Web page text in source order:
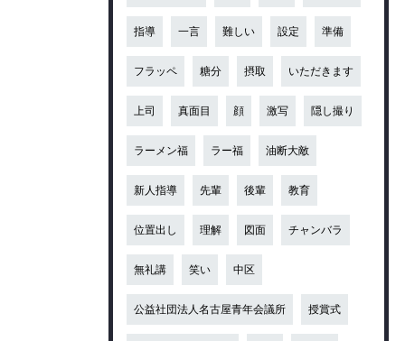
指導 一言 難しい 設定 準備
フラッペ 糖分 摂取 いただきます
上司 真面目 顔 激写 隠し撮り
ラーメン福 ラー福 油断大敵
新人指導 先輩 後輩 教育
位置出し 理解 図面 チャンバラ
無礼講 笑い 中区
公益社団法人名古屋青年会議所 授賞式